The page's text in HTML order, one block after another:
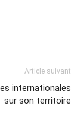
Article suivant
internationales
sur son territoire